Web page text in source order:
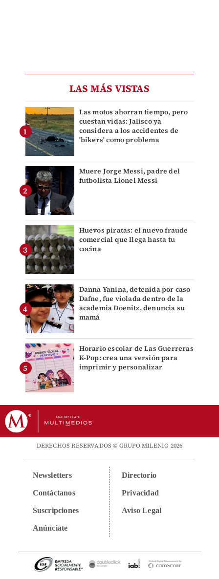
LAS MÁS VISTAS
Las motos ahorran tiempo, pero
cuestan vidas: Jalisco ya
considera a los accidentes de
'bikers' como problema
Muere Jorge Messi, padre del
futbolista Lionel Messi
Huevos piratas: el nuevo fraude
comercial que llega hasta tu
cocina
Danna Yanina, detenida por caso
Dafne, fue violada dentro de la
academia Doenitz, denuncia su
mamá
Horario escolar de Las Guerreras
K-Pop: crea una versión para
imprimir y personalizar
DERECHOS RESERVADOS © GRUPO MILENIO 2026
Newsletters
Contáctanos
Suscripciones
Anúnciate
Directorio
Privacidad
Aviso Legal